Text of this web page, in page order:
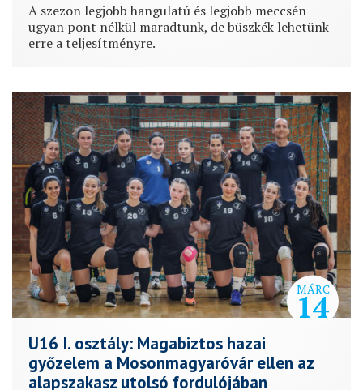
A szezon legjobb hangulatú és legjobb meccsén
ugyan pont nélkül maradtunk, de büszkék lehetünk
erre a teljesítményre.
MÁRC
14
U16 I. osztály: Magabiztos hazai
győzelem a Mosonmagyaróvár ellen az
alapszakasz utolsó fordulójában